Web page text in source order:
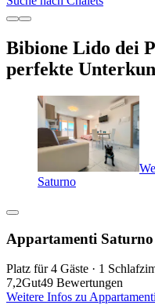
Bibione Lido dei
perfekte
Saturno
Appartamenti Saturno
Platz für 4 Gäste · 1
7,2Gut49 Bewertungen
Weitere Infos zu